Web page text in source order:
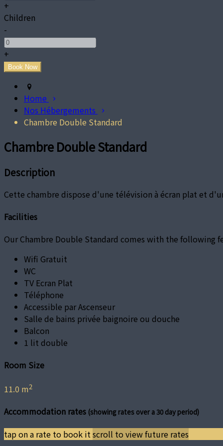
+
Children
-
+
Home
Nos Hébergements
Chambre Double Standard
Chambre Double Standard
Description
Cette chambre dispose d'une télévision à écran plat et
Facilities
Our Chambre Double Standard comes with the following
Wifi Gratuit
WC
TV Ecran Plat
Téléphone
Accessible par Ascenseur
Salle de bains privée baignoire ou douche
Balcon
1 lit double
Room Size
11.0 m2
Accommodation rates (showing rates over a 30 day period)
tap on a rate to book it scroll to view future rates